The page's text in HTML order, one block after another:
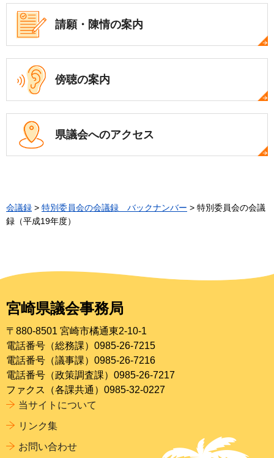
請願・陳情の案内
傍聴の案内
県議会へのアクセス
会議録 > 特別委員会の会議録 バックナンバー > 特別委員会の会議
録（平成19年度）
宮崎県議会事務局
〒880-8501 宮崎市橘通東2-10-1
電話番号（総務課）0985-26-7215
電話番号（議事課）0985-26-7216
電話番号（政策調査課）0985-26-7217
ファクス（各課共通）0985-32-0227
当サイトについて
リンク集
お問い合わせ